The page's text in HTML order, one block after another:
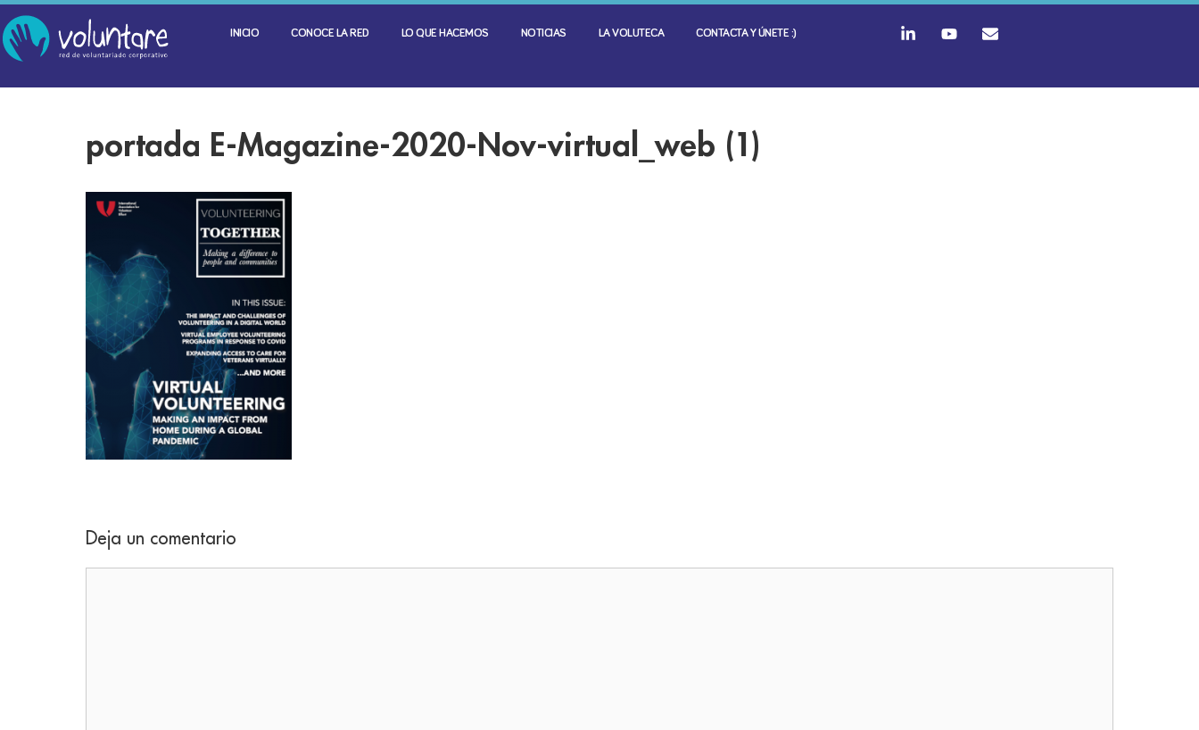
INICIO CONOCE LA RED LO QUE HACEMOS NOTICIAS LA VOLUTECA CONTACTA Y ÚNETE :)
portada E-Magazine-2020-Nov-virtual_web (1)
Deja un comentario